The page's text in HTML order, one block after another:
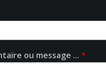
ou message ... *